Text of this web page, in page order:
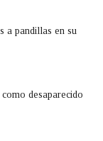
a pandillas en su
desaparecido